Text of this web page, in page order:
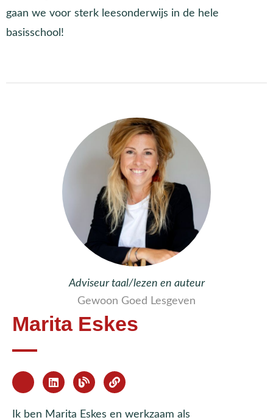
gaan we voor sterk leesonderwijs in de hele
basisschool!
Adviseur taal/lezen en auteur
Gewoon Goed Lesgeven
Marita Eskes
Ik ben Marita Eskes en werkzaam als